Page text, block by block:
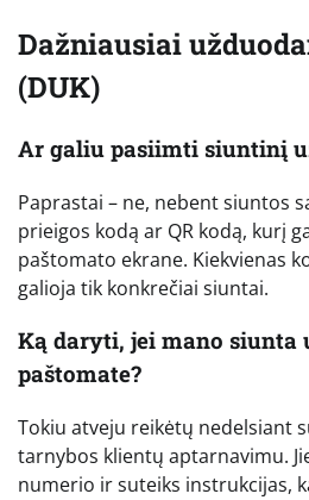
Dažniausiai
(DUK)
Ar galiu pasiimti siuntinį
Paprastai – ne, nebent siuntos
prieigos kodą ar QR kodą, kurį
paštomato ekrane. Kiekvienas
galioja tik konkrečiai siuntai.
Ką daryti, jei mano siunta
paštomate?
Tokiu atveju reikėtų nedelsiant
tarnybos klientų aptarnavimu.
numerio ir suteiks instrukcijas,